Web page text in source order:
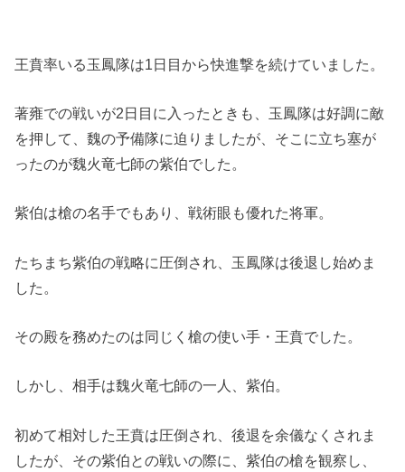
王賁率いる玉鳳隊は1日目から快進撃を続けていました。
著雍での戦いが2日目に入ったときも、玉鳳隊は好調に敵
を押して、魏の予備隊に迫りましたが、そこに立ち塞が
ったのが魏火竜七師の紫伯でした。
紫伯は槍の名手でもあり、戦術眼も優れた将軍。
たちまち紫伯の戦略に圧倒され、玉鳳隊は後退し始めま
した。
その殿を務めたのは同じく槍の使い手・王賁でした。
しかし、相手は魏火竜七師の一人、紫伯。
初めて相対した王賁は圧倒され、後退を余儀なくされま
したが、その紫伯との戦いの際に、紫伯の槍を観察し、